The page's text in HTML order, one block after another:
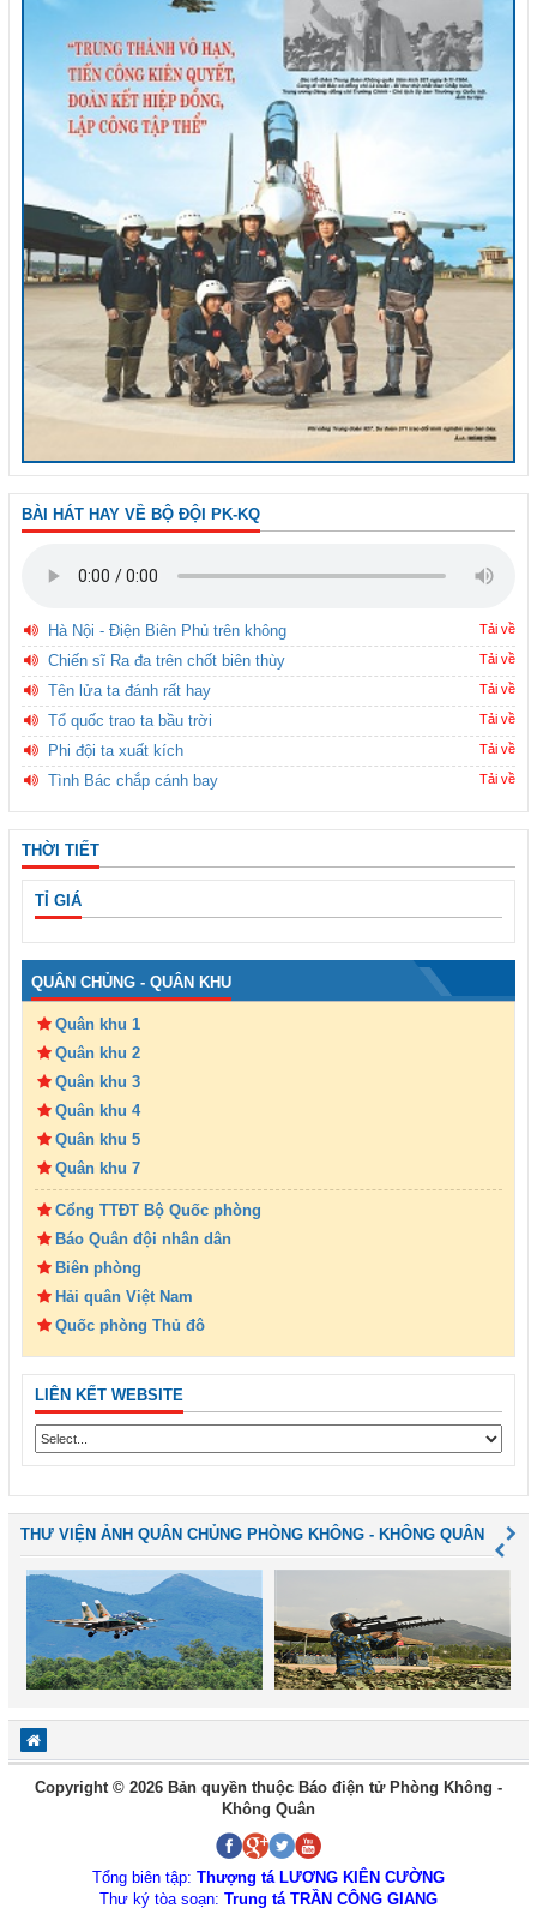
BÀI HÁT HAY VỀ BỘ ĐỘI PK-KQ
Hà Nội - Điện Biên Phủ trên không Tải về
Chiến sĩ Ra đa trên chốt biên thùy Tải về
Tên lửa ta đánh rất hay Tải về
Tổ quốc trao ta bầu trời Tải về
Phi đội ta xuất kích Tải về
Tình Bác chắp cánh bay Tải về
THỜI TIẾT
TỈ GIÁ
QUÂN CHỦNG - QUÂN KHU
Quân khu 1
Quân khu 2
Quân khu 3
Quân khu 4
Quân khu 5
Quân khu 7
Cổng TTĐT Bộ Quốc phòng
Báo Quân đội nhân dân
Biên phòng
Hải quân Việt Nam
Quốc phòng Thủ đô
LIÊN KẾT WEBSITE
THƯ VIỆN ẢNH QUÂN CHỦNG PHÒNG KHÔNG - KHÔNG QUÂN
Copyright © 2026 Bản quyền thuộc Báo điện tử Phòng Không -
Không Quân
Tổng biên tập: Thượng tá LƯƠNG KIÊN CƯỜNG
Thư ký tòa soạn: Trung tá TRẦN CÔNG GIANG